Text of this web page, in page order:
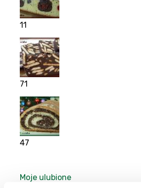
11
71
47
Moje ulubione